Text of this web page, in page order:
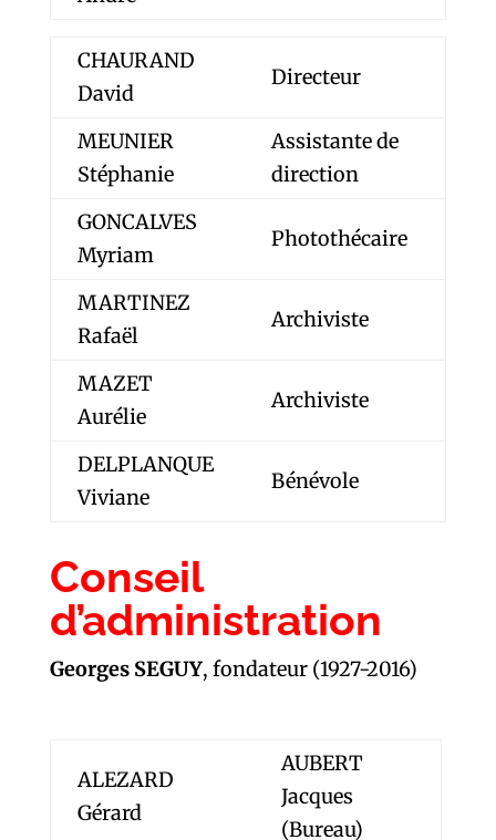
CHAURAND
David
Directeur
MEUNIER
Stéphanie
Assistante de
direction
GONCALVES
Myriam
Photothécaire
MARTINEZ
Rafaël
Archiviste
MAZET
Aurélie
Archiviste
DELPLANQUE
Viviane
Bénévole
Conseil
d’administration
Georges SEGUY, fondateur (1927-2016)
ALEZARD
Gérard
AUBERT
Jacques
(Bureau)